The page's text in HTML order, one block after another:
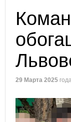
29 Марта 2025